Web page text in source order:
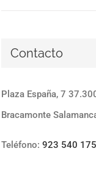
Contacto
Plaza España, 7
Bracamonte
Teléfono: 923 540 175